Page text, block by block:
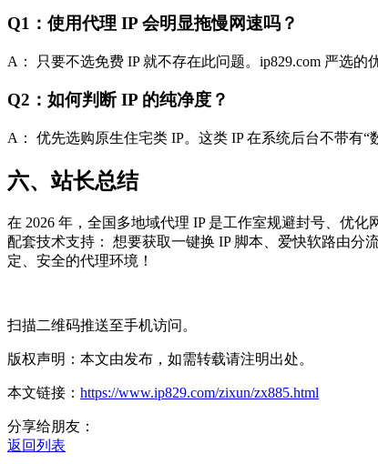
Q1：使用代理 IP 会明显拖慢网速吗？
A： 只要不选免费 IP 就不存在此问题。ip829.com 严选
Q2：如何判断 IP 的纯净度？
A： 优先选购原生住宅类 IP。这类 IP 在系统后台不带有
六、站长总结
在 2026 年，全国多地域代理 IP 是工作室规避封号、优
配套技术支持： 想要获取一键换 IP 脚本、爱快软路由分
定、安全的代理环境！
扫描二维码推送至手机访问。
版权声明：本文由发布，如需转载请注明出处。
本文链接： https://www.ip829.com/zixun/zx885.html
分享给朋友：
返回列表